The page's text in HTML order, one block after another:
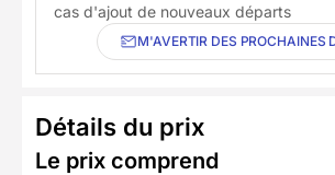
cas d'ajout de nouveaux départs
M'AVERTIR DES PROCHAINES
Détails du prix
Le prix comprend